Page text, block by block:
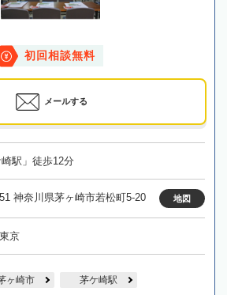
初回相談無料
メールする
駅」徒歩12分
神奈川県茅ヶ崎市若松町5-20 地図
京
ヶ崎市 茅ケ崎駅